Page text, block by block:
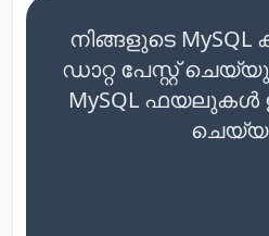
നിങ്ങളുടെ
ഡാറ്റ പേസ്റ്റ്
MySQL ഫയലുകൾ